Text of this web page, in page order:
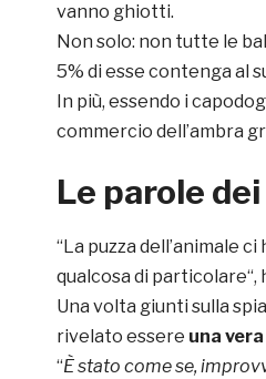
vanno ghiotti.
Non solo: non tutte le
5% di esse contenga al
In più, essendo i
commercio dell’ambra
Le parole
“La puzza dell’animale
qualcosa di
Una volta giunti sulla
rivelato essere una
“È stato come se,